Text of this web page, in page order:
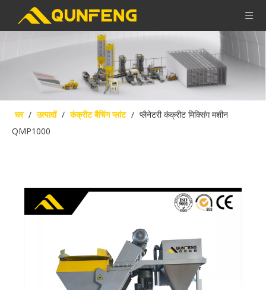
घर / उत्पादों / कंक्रीट बैचिंग प्लांट / प्लैनेटरी कंक्रीट मिक्सिंग मशीन
QMP1000